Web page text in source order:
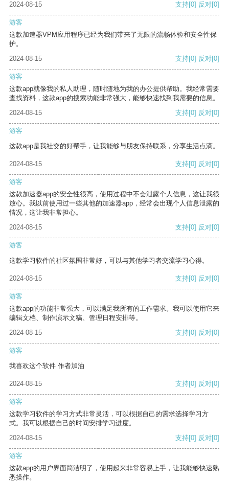
2024-08-15 支持[0] 反对[0]
游客
这款加速器VPM应用程序已经为我们带来了无限的流畅体验和安全性保
护。
2024-08-15
支持[0] 反对[0]
游客
这款app就像我的私人助理，随时随地为我的办公提供帮助。我经常需要
查找资料，这款app的搜索功能非常强大，能够快速找到我需要的信息。
2024-08-15
支持[0] 反对[0]
游客
这款app是我社交的好帮手，让我能够与朋友保持联系，分享生活点滴。
2024-08-15 支持[0] 反对[0]
游客
这款加速器app的安全性很高，使用过程中不会泄露个人信息，这让我很
放心。我以前使用过一些其他的加速器app，经常会出现个人信息泄露的
情况，这让我非常担心。
2024-08-15
支持[0] 反对[0]
游客
这款学习软件的社区氛围非常好，可以与其他学习者交流学习心得。
2024-08-15 支持[0] 反对[0]
游客
这款app的功能非常强大，可以满足我所有的工作需求。我可以使用它来
编辑文档、制作演示文稿、管理日程安排等。
2024-08-15
支持[0] 反对[0]
游客
我喜欢这个软件 作者加油
2024-08-15 支持[0] 反对[0]
游客
这款学习软件的学习方式非常灵活，可以根据自己的需求选择学习方
式。我可以根据自己的时间安排学习进度。
2024-08-15
支持[0] 反对[0]
游客
这款app的用户界面简洁明了，使用起来非常容易上手，让我能够快速熟
悉操作。